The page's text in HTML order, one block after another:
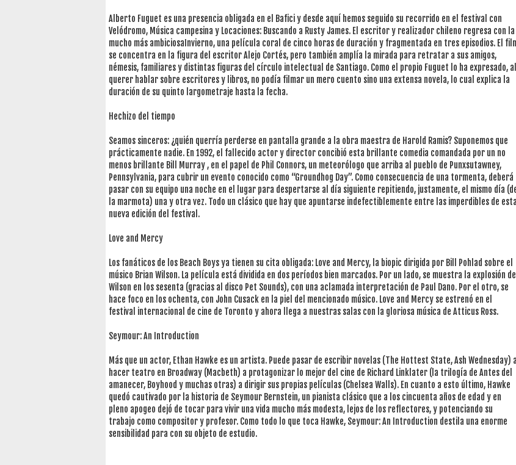
Alberto Fuguet es una presencia obligada en el Bafici y desde aquí hemos seguido su recorrido en el festival con
Velódromo, Música campesina y Locaciones: Buscando a Rusty James. El escritor y realizador chileno regresa con la
mucho más ambiciosaInvierno, una película coral de cinco horas de duración y fragmentada en tres episodios. El
se concentra en la figura del escritor Alejo Cortés, pero también amplía la mirada para retratar a sus amigos,
némesis, familiares y distintas figuras del círculo intelectual de Santiago. Como el propio Fuguet lo ha expresado, al
querer hablar sobre escritores y libros, no podía filmar un mero cuento sino una extensa novela, lo cual explica la
duración de su quinto largometraje hasta la fecha.
Hechizo del tiempo
Seamos sinceros: ¿quién querría perderse en pantalla grande a la obra maestra de Harold Ramis? Suponemos que
prácticamente nadie. En 1992, el fallecido actor y director concibió esta brillante comedia comandada por un no
menos brillante Bill Murray , en el papel de Phil Connors, un meteorólogo que arriba al pueblo de Punxsutawney,
Pennsylvania, para cubrir un evento conocido como “Groundhog Day”. Como consecuencia de una tormenta, deberá
pasar con su equipo una noche en el lugar para despertarse al día siguiente repitiendo, justamente, el mismo día
la marmota) una y otra vez. Todo un clásico que hay que apuntarse indefectiblemente entre las imperdibles de esta
nueva edición del festival.
Love and Mercy
Los fanáticos de los Beach Boys ya tienen su cita obligada: Love and Mercy, la biopic dirigida por Bill Pohlad sobre el
músico Brian Wilson. La película está dividida en dos períodos bien marcados. Por un lado, se muestra la explosión de
Wilson en los sesenta (gracias al disco Pet Sounds), con una aclamada interpretación de Paul Dano. Por el otro, se
hace foco en los ochenta, con John Cusack en la piel del mencionado músico. Love and Mercy se estrenó en el
festival internacional de cine de Toronto y ahora llega a nuestras salas con la gloriosa música de Atticus Ross.
Seymour: An Introduction
Más que un actor, Ethan Hawke es un artista. Puede pasar de escribir novelas (The Hottest State, Ash Wednesday) a
hacer teatro en Broadway (Macbeth) a protagonizar lo mejor del cine de Richard Linklater (la trilogía de Antes del
amanecer, Boyhood y muchas otras) a dirigir sus propias películas (Chelsea Walls). En cuanto a esto último, Hawke
quedó cautivado por la historia de Seymour Bernstein, un pianista clásico que a los cincuenta años de edad y en
pleno apogeo dejó de tocar para vivir una vida mucho más modesta, lejos de los reflectores, y potenciando su
trabajo como compositor y profesor. Como todo lo que toca Hawke, Seymour: An Introduction destila una enorme
sensibilidad para con su objeto de estudio.